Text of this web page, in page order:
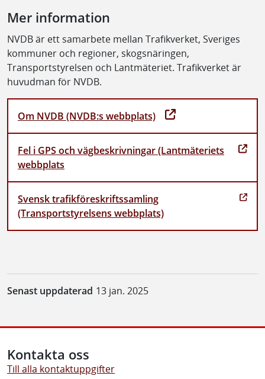
Mer information
NVDB är ett samarbete mellan Trafikverket, Sveriges
kommuner och regioner, skogsnäringen,
Transportstyrelsen och Lantmäteriet. Trafikverket är
huvudman för NVDB.
Om NVDB (NVDB:s webbplats)
Fel i GPS och vägbeskrivningar (Lantmäteriets
webbplats
Svensk trafikföreskriftssamling
(Transportstyrelsens webbplats)
Senast uppdaterad 13 jan. 2025
Kontakta oss
Till alla kontaktuppgifter